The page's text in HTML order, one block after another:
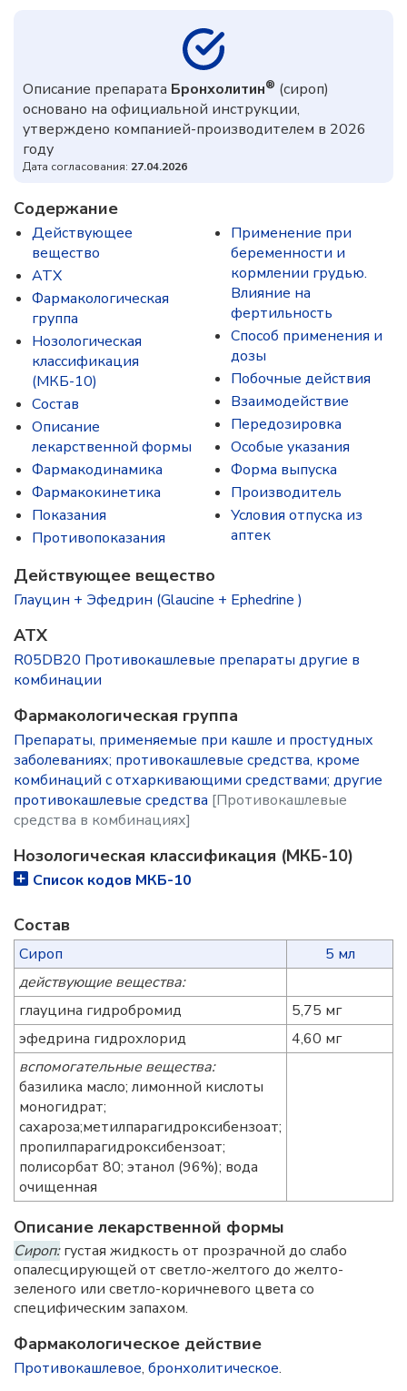
Описание препарата Бронхолитин® (сироп)
основано на официальной инструкции,
утверждено компанией-производителем в 2026
году
Дата согласования: 27.04.2026
Содержание
Действующее
вещество
ATX
Фармакологическая
группа
Нозологическая
классификация
(МКБ-10)
Состав
Описание
лекарственной формы
Фармакодинамика
Фармакокинетика
Показания
Противопоказания
Применение при
беременности и
кормлении грудью.
Влияние на
фертильность
Способ применения и
дозы
Побочные действия
Взаимодействие
Передозировка
Особые указания
Форма выпуска
Производитель
Условия отпуска из
аптек
Действующее вещество
Глауцин + Эфедрин (Glaucine + Ephedrine )
ATX
R05DB20 Противокашлевые препараты другие в
комбинации
Фармакологическая группа
Препараты, применяемые при кашле и простудных
заболеваниях; противокашлевые средства, кроме
комбинаций с отхаркивающими средствами; другие
противокашлевые средства [Противокашлевые
средства в комбинациях]
Нозологическая классификация (МКБ-10)
Список кодов МКБ-10
Состав
Сироп
5 мл
действующие вещества:
глауцина гидробромид
5,75 мг
эфедрина гидрохлорид
4,60 мг
вспомогательные вещества:
базилика масло; лимонной кислоты
моногидрат;
сахароза;метилпарагидроксибензоат;
пропилпарагидроксибензоат;
полисорбат 80; этанол (96%); вода
очищенная
Описание лекарственной формы
Сироп:густая жидкость от прозрачной до слабо
опалесцирующей от светло-желтого до желто-
зеленого или светло-коричневого цвета со
специфическим запахом.
Фармакологическое действие
Противокашлевое, бронхолитическое.